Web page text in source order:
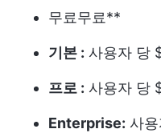
무료무료**
기본 : 사용자 당
프로 : 사용자 당
Enterprise: 사